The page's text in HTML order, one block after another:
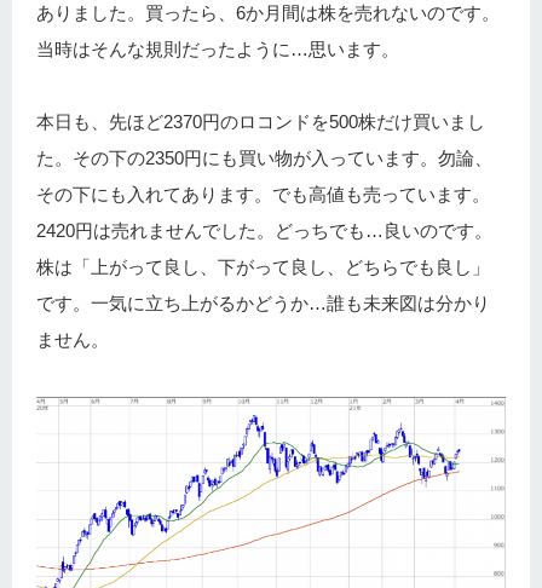
ありました。買ったら、6か月間は株を売れないのです。
当時はそんな規則だったように…思います。
本日も、先ほど2370円のロコンドを500株だけ買いまし
た。その下の2350円にも買い物が入っています。勿論、
その下にも入れてあります。でも高値も売っています。
2420円は売れませんでした。どっちでも…良いのです。
株は「上がって良し、下がって良し、どちらでも良し」
です。一気に立ち上がるかどうか…誰も未来図は分かり
ません。